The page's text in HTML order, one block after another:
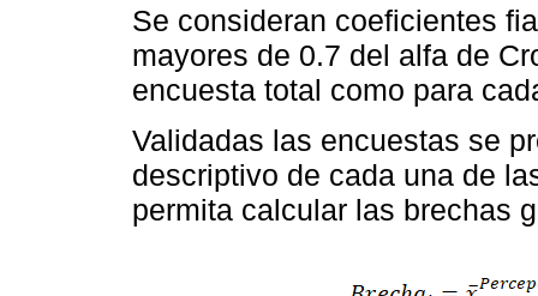
Se consideran coeficientes
mayores de 0.7 del alfa de
encuesta total como para
Validadas las encuestas se
descriptivo de cada una de
permita calcular las brechas